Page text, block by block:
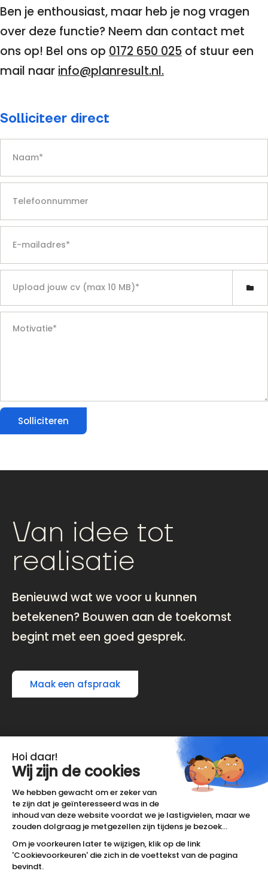
Ben je enthousiast, maar heb je nog vragen
over deze functie? Neem dan contact met
ons op! Bel ons op 0172 650 025 of stuur een
mail naar info@planresult.nl.
Solliciteer direct
Solliciteren
Van idee tot
realisatie
Benieuwd wat we voor u kunnen
betekenen? Bouwen aan de toekomst
begint met een goed gesprek.
Maak een afspraak